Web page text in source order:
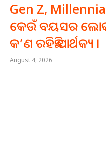
Gen Z,
କେଉଁ ବୟସର ଲୋକ
କ’ଣ ରହିଛି ପାର୍ଥକ୍ୟ ।
August 4, 2026